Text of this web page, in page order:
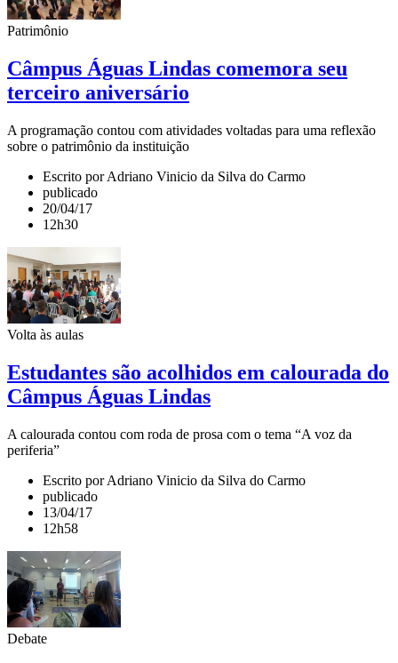
Patrimônio
Câmpus Águas Lindas comemora seu
terceiro aniversário
A programação contou com atividades voltadas para uma reflexão
sobre o patrimônio da instituição
Escrito por Adriano Vinicio da Silva do Carmo
publicado
20/04/17
12h30
Volta às aulas
Estudantes são acolhidos em calourada do
Câmpus Águas Lindas
A calourada contou com roda de prosa com o tema “A voz da
periferia”
Escrito por Adriano Vinicio da Silva do Carmo
publicado
13/04/17
12h58
Debate